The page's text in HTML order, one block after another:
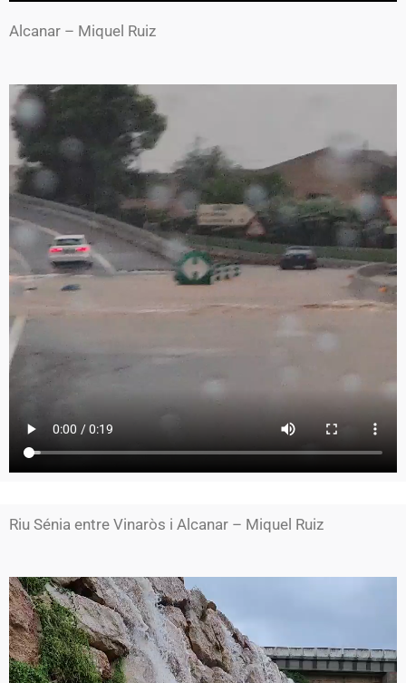
Alcanar – Miquel Ruiz
Riu Sénia entre Vinaròs i Alcanar – Miquel Ruiz